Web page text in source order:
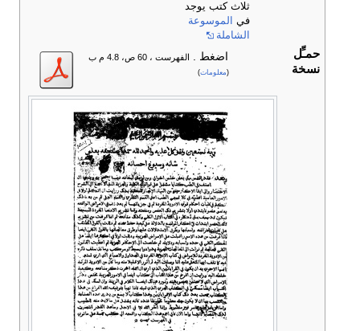
ثلاث كتب يوجد
في
الموسوعة
الشاملة
حمـِّل
نسخة
اضغط . الفهرست ، 60 ص، 4.8 م ب
(معلومات)